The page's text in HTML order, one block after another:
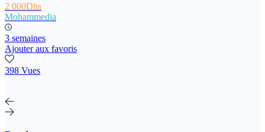
2 000Dhs
Mohammedia
3 semaines
Ajouter aux favoris
398 Vues